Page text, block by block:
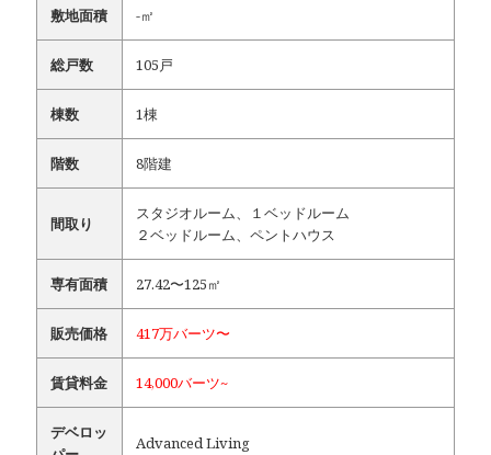
敷地面積 -㎡
総戸数 105戸
棟数 1棟
階数 8階建
間取り
スタジオルーム、１ベッドルーム
２ベッドルーム、ペントハウス
専有面積 27.42〜125㎡
販売価格 417万バーツ〜
賃貸料金 14,000バーツ~
デベロッ
Advanced Living